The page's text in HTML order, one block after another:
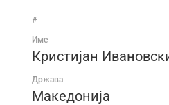
#
Име
Кристијан
Држава
Македонија